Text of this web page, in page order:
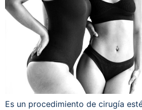
Es un procedimiento de cirugía